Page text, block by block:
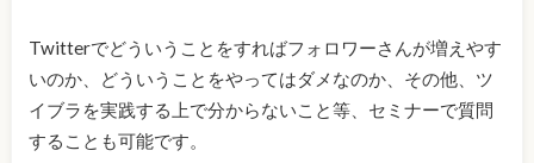
Twitterでどういうことをすればフォロワーさんが増えやす
いのか、どういうことをやってはダメなのか、その他、ツ
イブラを実践する上で分からないこと等、セミナーで質問
することも可能です。